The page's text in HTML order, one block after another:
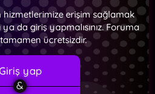
erişim sağlamak
da giriş yapmalısınız. Foruma
ücretsizdir.
yap